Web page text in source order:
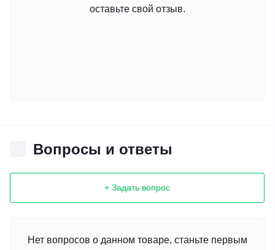
оставьте свой отзыв.
Вопросы и ответы
+ Задать вопрос
Нет вопросов о данном товаре, станьте первым